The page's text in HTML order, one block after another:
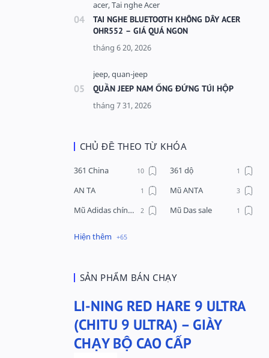
TAI NGHE BLUETOOTH KHÔNG DÂY ACER
OHR552 – GIÁ QUÁ NGON
QUẦN JEEP NAM ỐNG ĐỨNG TÚI HỘP
CHỦ ĐỀ THEO TỪ KHÓA
361 China
361 dộ
AN TA
Mũ ANTA
Mũ Adidas chính hãng
Mũ Das sale
Phụ kiện Acer
Quần nỉ nam Lining
Quần short nam Lining
Remax
Sale giày Anta nữ
Sale áo nỉ Adidas
Sịp Nanjiren
SẢN PHẨM BÁN CHẠY
LI-NING RED HARE 9 ULTRA
(CHITU 9 ULTRA) – GIÀY
CHẠY BỘ CAO CẤP